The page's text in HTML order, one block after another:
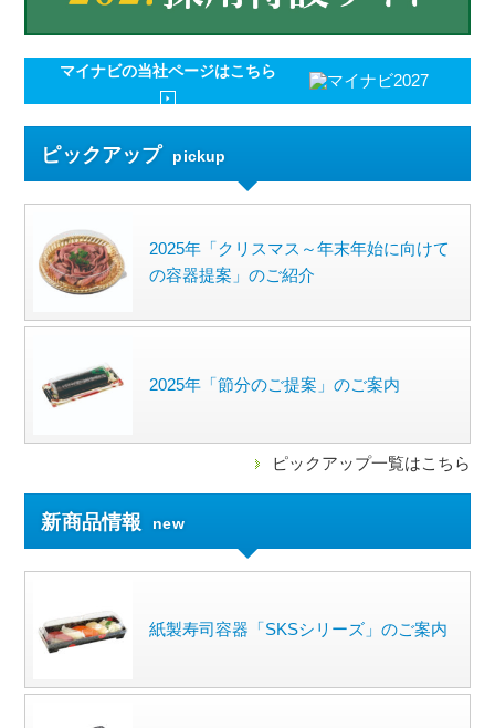
マイナビの当社ページはこちら
ピックアップ pickup
2025年「クリスマス～年末年始に向けて
の容器提案」のご紹介
2025年「節分のご提案」のご案内
ピックアップ一覧はこちら
新商品情報 new
紙製寿司容器「SKSシリーズ」のご案内